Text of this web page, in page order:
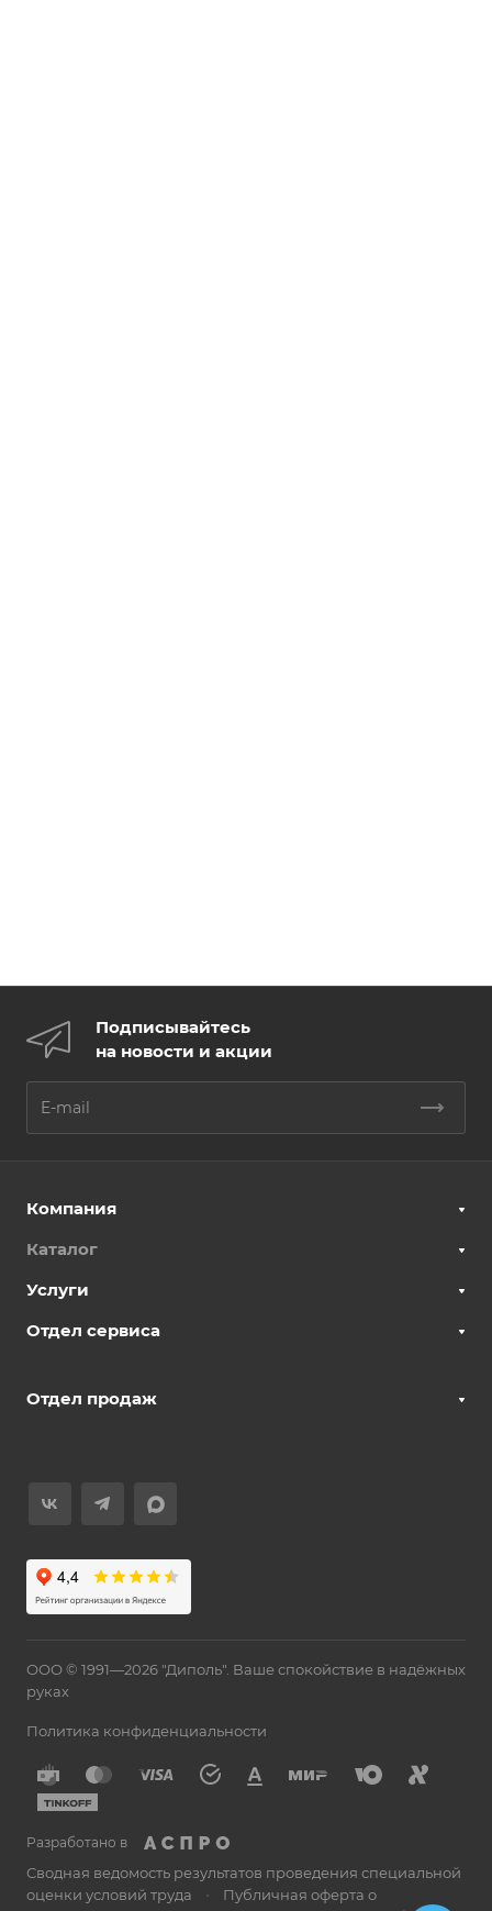
Подписывайтесь
на новости и акции
Компания
Каталог
Услуги
Отдел сервиса
Отдел продаж
ООО © 1991—2026 "Диполь". Ваше спокойствие в надёжных
руках
Политика конфиденциальности
Разработано в
Сводная ведомость результатов проведения специальной
оценки условий труда • Публичная оферта о